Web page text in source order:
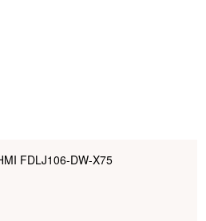
FDLJ106-DW-X75